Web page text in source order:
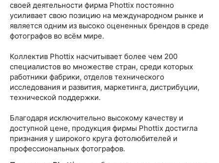
своей деятельности фирма Phottix постоянно
усиливает свою позицию на международном рынке и
является одним из высоко оцененных брендов в среде
фотографов во всём мире.
Коллектив Phottix насчитывает более чем 200
специалистов во множестве стран, среди которых
работники фабрики, отделов технического
исследования и развития, маркетинга, дистрибуции,
технической поддержки.
Благодаря исключительно высокому качеству и
доступной цене, продукция фирмы Phottix достигла
признания у широкого круга фотолюбителей и
профессиональных фотографов.